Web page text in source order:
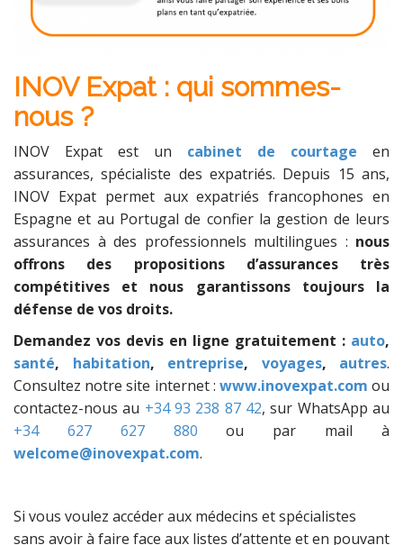
INOV Expat : qui sommes-
nous ?
INOV Expat est un cabinet de courtage en
assurances, spécialiste des expatriés. Depuis 15 ans,
INOV Expat permet aux expatriés francophones en
Espagne et au Portugal de confier la gestion de leurs
assurances à des professionnels multilingues : nous
offrons des propositions d’assurances très
compétitives et nous garantissons toujours la
défense de vos droits.
Demandez vos devis en ligne gratuitement : auto,
santé, habitation, entreprise, voyages, autres.
Consultez notre site internet : www.inovexpat.com ou
contactez-nous au +34 93 238 87 42, sur WhatsApp au
+34 627 627 880 ou par mail à
welcome@inovexpat.com.
Si vous voulez accéder aux médecins et spécialistes
sans avoir à faire face aux listes d’attente et en pouvant